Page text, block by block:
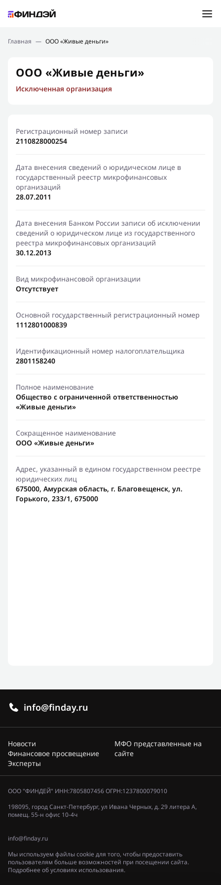
Подбор займа
Новости
Финансовое просвещение
Главная — ООО «Живые деньги»
ООО «Живые деньги»
Исключенная организация
Регистрационный номер записи
2110828000254
Дата внесения сведений о юридическом лице в
государственный реестр микрофинансовых
организаций
28.07.2011
Дата внесения Банком России записи об исключении
сведений о юридическом лице из государственного
реестра микрофинансовых организаций
30.12.2013
Вид микрофинансовой организации
Отсутствует
Основной государственный регистрационный номер
1112801000839
Идентификационный номер налогоплательщика
2801158240
Полное наименование
Общество с ограниченной ответственностью
«Живые деньги»
Сокращенное наименование
ООО «Живые деньги»
Адрес, указанный в едином государственном реестре
юридических лиц
675000, Амурская область, г. Благовещенск, ул.
Горького, 233/1, 675000
info@finday.ru
Новости
Финансовое просвещение
Эксперты
МФО представленные на
сайте
ООО "ФИНДЕЙ" ИНН:7805807456 ОГРН:1237800079010
198095, город Санкт-Петербург, ул Ивана Черных, д. 29 литера А,
помещ. 55-н офис 10-4ч
info@finday.ru
Мы используем файлы cookie для того, чтобы предоставить
пользователям больше возможностей при посещении сайта.
Подробнее об условиях использования.
Ошибка:Контактная форма не найдена.
Спасибо, что написали нам
Мы свяжемся с Вами в ближайшее время и сообщим
результат
Отправить новый запрос